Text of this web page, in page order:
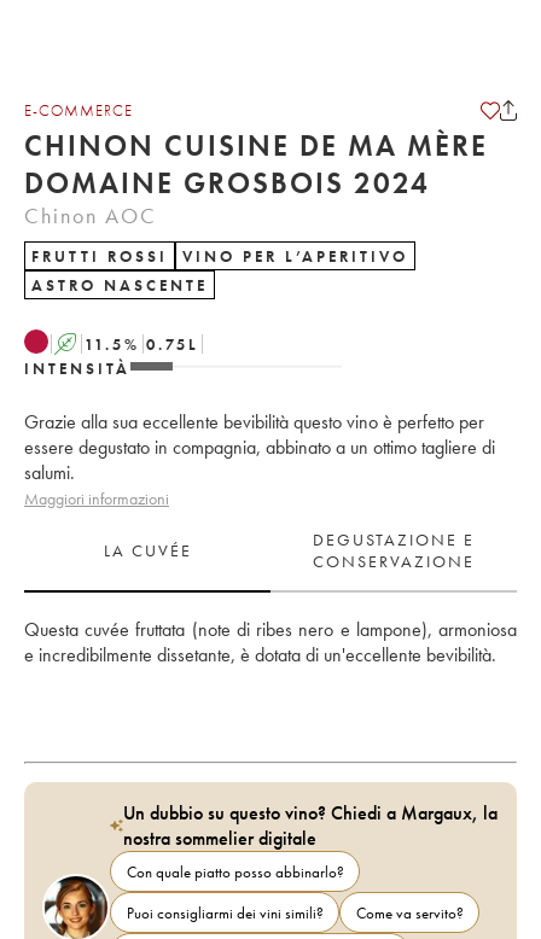
E-COMMERCE
CHINON CUISINE DE MA MÈRE
DOMAINE GROSBOIS 2024
Chinon AOC
FRUTTI ROSSI
VINO PER L’APERITIVO
ASTRO NASCENTE
A 11.5% 0.75 L
INTENSITÀ
Grazie alla sua eccellente bevibilità questo vino è perfetto per
essere degustato in compagnia, abbinato a un ottimo tagliere di
salumi.
Maggiori informazioni
LA CUVÉE
DEGUSTAZIONE E
CONSERVAZIONE
Questa cuvée fruttata (note di ribes nero e lampone), armoniosa
e incredibilmente dissetante, è dotata di un'eccellente bevibilità.
Un dubbio su questo vino? Chiedi a Margaux, la
nostra sommelier digitale
Con quale piatto posso abbinarlo?
Puoi consigliarmi dei vini simili?
Come va servito?